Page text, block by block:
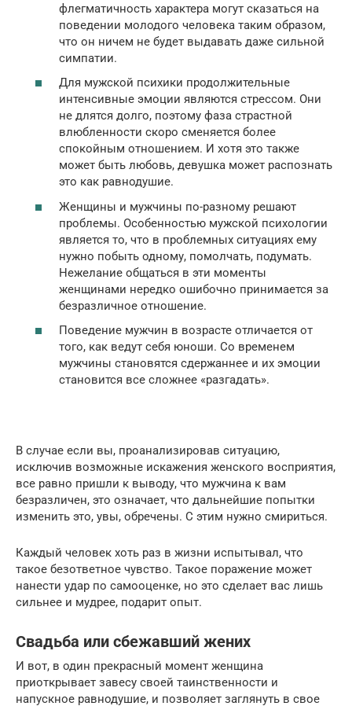
флегматичность характера могут сказаться на
поведении молодого человека таким образом,
что он ничем не будет выдавать даже сильной
симпатии.
Для мужской психики продолжительные
интенсивные эмоции являются стрессом. Они
не длятся долго, поэтому фаза страстной
влюбленности скоро сменяется более
спокойным отношением. И хотя это также
может быть любовь, девушка может распознать
это как равнодушие.
Женщины и мужчины по-разному решают
проблемы. Особенностью мужской психологии
является то, что в проблемных ситуациях ему
нужно побыть одному, помолчать, подумать.
Нежелание общаться в эти моменты
женщинами нередко ошибочно принимается за
безразличное отношение.
Поведение мужчин в возрасте отличается от
того, как ведут себя юноши. Со временем
мужчины становятся сдержаннее и их эмоции
становится все сложнее «разгадать».
В случае если вы, проанализировав ситуацию,
исключив возможные искажения женского восприятия,
все равно пришли к выводу, что мужчина к вам
безразличен, это означает, что дальнейшие попытки
изменить это, увы, обречены. С этим нужно смириться.
Каждый человек хоть раз в жизни испытывал, что
такое безответное чувство. Такое поражение может
нанести удар по самооценке, но это сделает вас лишь
сильнее и мудрее, подарит опыт.
Свадьба или сбежавший жених
И вот, в один прекрасный момент женщина
приоткрывает завесу своей таинственности и
напускное равнодушие, и позволяет заглянуть в свое